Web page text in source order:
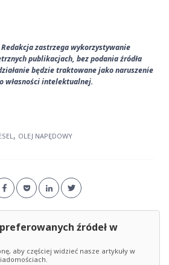
zastrzega wykorzystywanie
publikacjach, bez podania źródła
będzie traktowane jako naruszenie
własności intelektualnej.
, OLEJ NAPĘDOWY
preferowanych źródeł w
aby częściej widzieć nasze artykuły w